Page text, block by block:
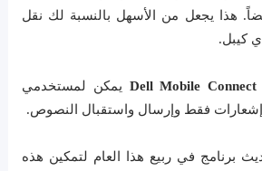
هذا يجعل من الأسهل بالنسبة لك نقل
كيبل.
Dell Mobile Connect يمكن لمستخدمي
فقط وإرسال واستقبال النصوص.
برنامج في ربيع هذا العام لتمكين هذه